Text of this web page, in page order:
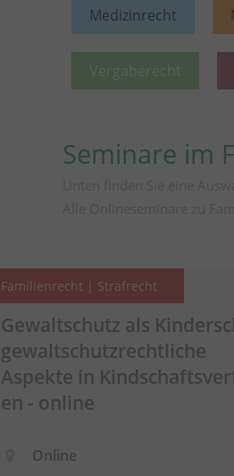
Medizinrecht
Vergaberecht
Seminare im
Familienrecht | Strafrecht
Gewaltschutz als
gewaltschutzrechtliche
Aspekte in
en - online
Online